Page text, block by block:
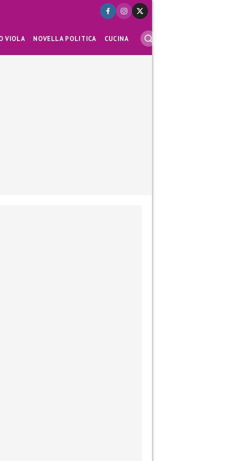
VIOLA NOVELLA POLITICA CUCINA